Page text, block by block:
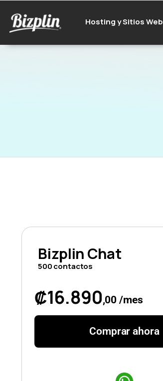
Hosting y Sitios Web
Bizplin Chat
500 contactos
₡16.890,00 /mes
Comprar ahora